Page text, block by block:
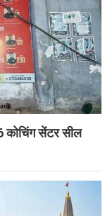
सेंटर सील